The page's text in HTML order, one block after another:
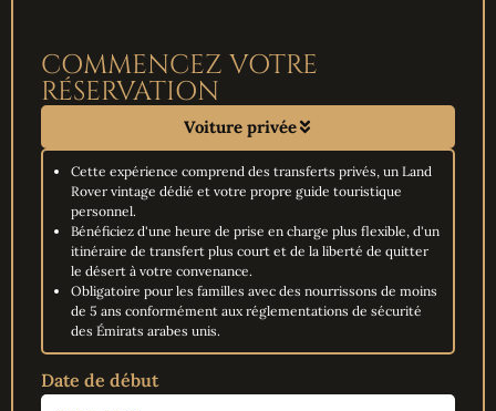
COMMENCEZ VOTRE
RÉSERVATION
Voiture privée
Cette expérience comprend des transferts privés, un Land
Rover vintage dédié et votre propre guide touristique
personnel.
Bénéficiez d'une heure de prise en charge plus flexible, d'un
itinéraire de transfert plus court et de la liberté de quitter
le désert à votre convenance.
Obligatoire pour les familles avec des nourrissons de moins
de 5 ans conformément aux réglementations de sécurité
des Émirats arabes unis.
Date de début